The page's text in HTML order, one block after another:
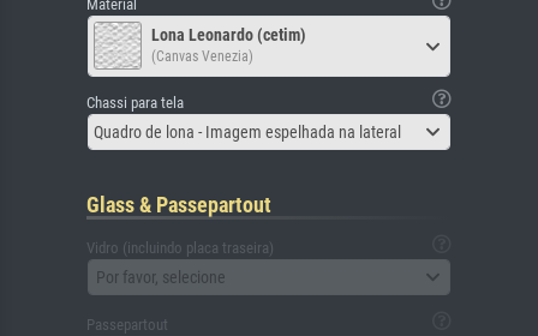
Material
Lona Leonardo (cetim)
(Canvas Venezia)
Chassi para tela
Quadro de lona - Imagem espelhada na lateral
Glass & Passepartout
Vidro (incluindo placa traseira)
Por favor, selecione
Passepartout